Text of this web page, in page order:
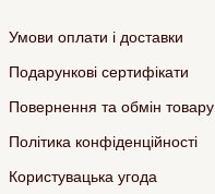
Умови оплати і доставки
Подарункові сертифікати
Повернення та обмін товару
Політика конфіденційності
Користувацька угода